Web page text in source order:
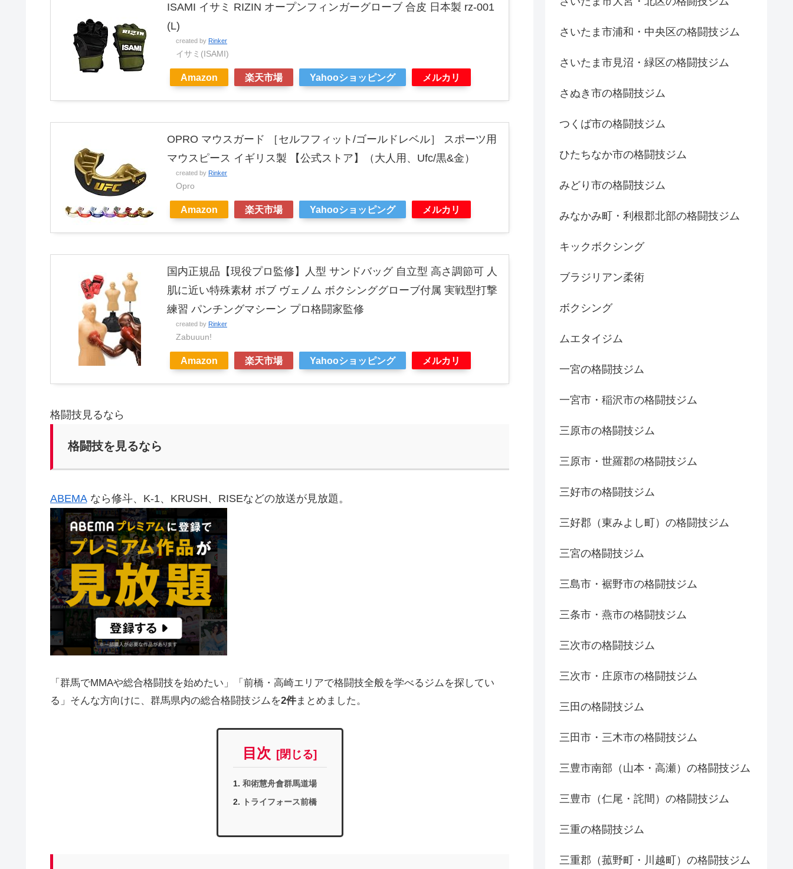
ISAMI イサミ RIZIN オープンフィンガーグローブ 合皮 日本製 rz-001
(L)
created by Rinker
イサミ(ISAMI)
Amazon 楽天市場 Yahooショッピング メルカリ
OPRO マウスガード ［セルフフィット/ゴールドレベル］ スポーツ用
マウスピース イギリス製 【公式ストア】（大人用、Ufc/黒&金）
created by Rinker
Opro
Amazon 楽天市場 Yahooショッピング メルカリ
国内正規品【現役プロ監修】人型 サンドバッグ 自立型 高さ調節可 人
肌に近い特殊素材 ボブ ヴェノム ボクシンググローブ付属 実戦型打撃
練習 パンチングマシーン プロ格闘家監修
created by Rinker
Zabuuun!
Amazon 楽天市場 Yahooショッピング メルカリ
格闘技見るなら
格闘技を見るなら
ABEMA なら修斗、K-1、KRUSH、RISEなどの放送が見放題。
「群馬でMMAや総合格闘技を始めたい」「前橋・高崎エリアで格闘技全般を学べるジムを探してい
る」そんな方向けに、群馬県内の総合格闘技ジムを2件まとめました。
目次
和術慧舟會群馬道場
トライフォース前橋
さいたま市浦和・中央区の格闘技ジム
さいたま市見沼・緑区の格闘技ジム
さぬき市の格闘技ジム
つくば市の格闘技ジム
ひたちなか市の格闘技ジム
みどり市の格闘技ジム
みなかみ町・利根郡北部の格闘技ジム
キックボクシング
ブラジリアン柔術
ボクシング
ムエタイジム
一宮の格闘技ジム
一宮市・稲沢市の格闘技ジム
三原市の格闘技ジム
三原市・世羅郡の格闘技ジム
三好市の格闘技ジム
三好郡（東みよし町）の格闘技ジム
三宮の格闘技ジム
三島市・裾野市の格闘技ジム
三条市・燕市の格闘技ジム
三次市の格闘技ジム
三次市・庄原市の格闘技ジム
三田の格闘技ジム
三田市・三木市の格闘技ジム
三豊市南部（山本・高瀬）の格闘技ジム
三豊市（仁尾・詫間）の格闘技ジム
三重の格闘技ジム
三重郡（菰野町・川越町）の格闘技ジム